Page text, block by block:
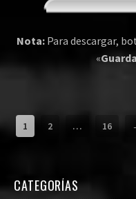
Nota:Para descargar,
«
1 2 … 16
CATEGORÍAS